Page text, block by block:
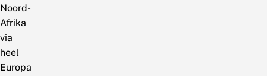
Noord-
Afrika
via
heel
Europa